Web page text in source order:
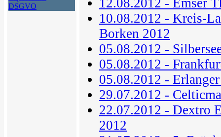
DSGVO
10.08.2012 - Kreis-
Borken 2012
05.08.2012 -
05.08.2012 -
05.08.2012 -
29.07.2012 -
22.07.2012 - Dextro
2012